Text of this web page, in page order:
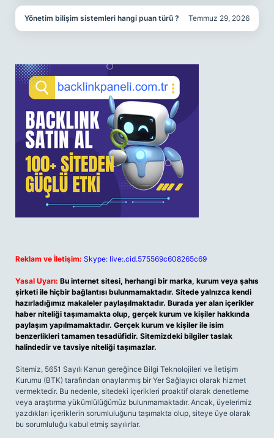
Yönetim bilişim sistemleri hangi puan türü ? Temmuz 29, 2026
Reklam ve İletişim: Skype: live:.cid.575569c608265c69
Yasal Uyarı: Bu internet sitesi, herhangi bir marka, kurum veya şahıs
şirketi ile hiçbir bağlantısı bulunmamaktadır. Sitede yalnızca kendi
hazırladığımız makaleler paylaşılmaktadır. Burada yer alan içerikler
haber niteliği taşımamakta olup, gerçek kurum ve kişiler hakkında
paylaşım yapılmamaktadır. Gerçek kurum ve kişiler ile isim
benzerlikleri tamamen tesadüfidir. Sitemizdeki bilgiler taslak
halindedir ve tavsiye niteliği taşımazlar.
Sitemiz, 5651 Sayılı Kanun gereğince Bilgi Teknolojileri ve İletişim
Kurumu (BTK) tarafından onaylanmış bir Yer Sağlayıcı olarak hizmet
vermektedir. Bu nedenle, sitedeki içerikleri proaktif olarak denetleme
veya araştırma yükümlülüğümüz bulunmamaktadır. Ancak, üyelerimiz
yazdıkları içeriklerin sorumluluğunu taşımakta olup, siteye üye olarak
bu sorumluluğu kabul etmiş sayılırlar.